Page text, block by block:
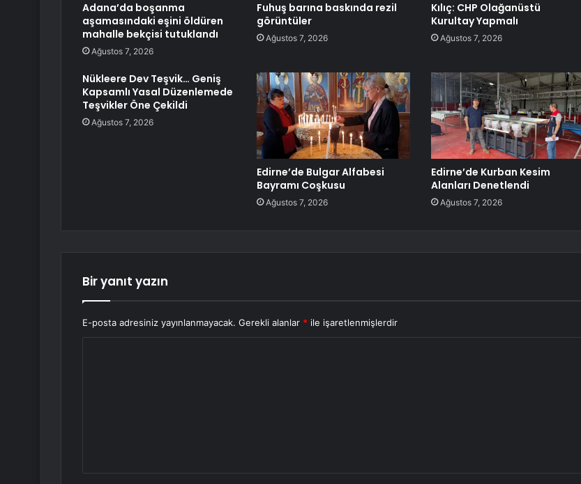
Adana’da boşanma
aşamasındaki eşini öldüren
mahalle bekçisi tutuklandı
Ağustos 7, 2026
Fuhuş barına baskında rezil
görüntüler
Ağustos 7, 2026
Kılıç: CHP Olağanüstü
Kurultay Yapmalı
Ağustos 7, 2026
Nükleere Dev Teşvik… Geniş
Kapsamlı Yasal Düzenlemede
Teşvikler Öne Çekildi
Ağustos 7, 2026
Edirne’de Bulgar Alfabesi
Bayramı Coşkusu
Ağustos 7, 2026
Edirne’de Kurban Kesim
Alanları Denetlendi
Ağustos 7, 2026
Bir yanıt yazın
E-posta adresiniz yayınlanmayacak. Gerekli alanlar * ile işaretlenmişlerdir